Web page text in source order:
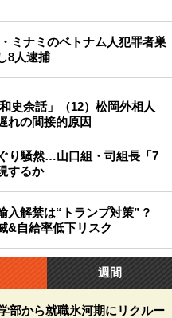
ミナミのベトナム人犯罪者巣
8人逮捕
史余話」（12）松岡外相人
れの間接的原因
り騒然…山口組・司組長「7
するか
入解禁は“トランプ対策”？
&自給率低下リスク
週間
部から就職氷河期にリクルー